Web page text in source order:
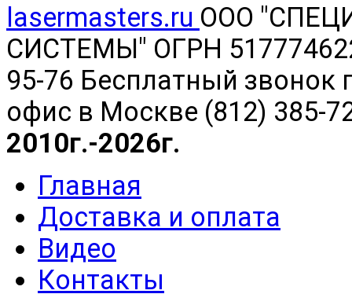
lasermasters.ru ООО "
СИСТЕМЫ" ОГРН
95-76 Бесплатный звонок
офис в Москве (812) 385-
2010г.-2026г.
Главная
Доставка и оплата
Видео
Контакты